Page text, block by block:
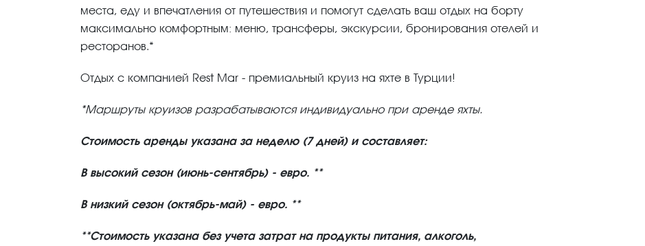
места, еду и впечатления от путешествия и помогут сделать ваш отдых на борту
максимально комфортным: меню, трансферы, экскурсии, бронирования отелей и
ресторанов.*
Отдых с компанией Rest Mar - премиальный круиз на яхте в Турции!
*Маршруты круизов разрабатываются индивидуально при аренде яхты.
Стоимость аренды указана за неделю (7 дней) и составляет:
В высокий сезон (июнь-сентябрь) - евро. **
В низкий сезон (октябрь-май) - евро. **
**Стоимость указана без учета затрат на продукты питания, алкоголь,